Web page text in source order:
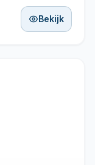
Bekijk